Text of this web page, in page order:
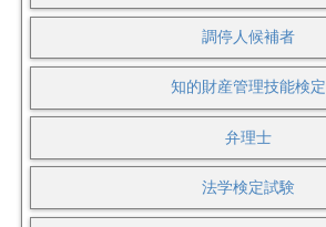
調停人候補者
知的財産管理技能検定
弁理士
法学検定試験